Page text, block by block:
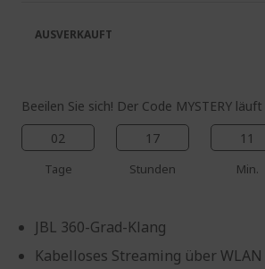
Beeilen Sie sich! Der Code MYSTERY läuft
02
Tage
17
Stunden
11
Min.
JBL 360-Grad-Klang
Kabelloses Streaming über
AUSVERKAUFT